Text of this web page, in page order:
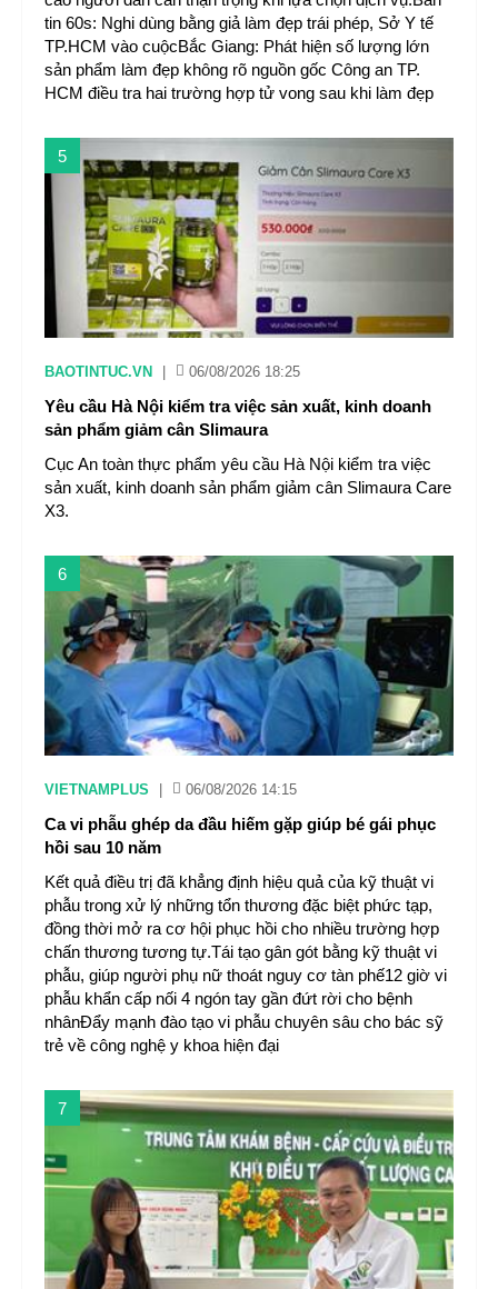
tin 60s: Nghi dùng bằng giả làm đẹp trái phép, Sở Y tế
TP.HCM vào cuộcBắc Giang: Phát hiện số lượng lớn
sản phẩm làm đẹp không rõ nguồn gốc Công an TP.
HCM điều tra hai trường hợp tử vong sau khi làm đẹp
5
BAOTINTUC.VN 06/08/2026 18:25
Yêu cầu Hà Nội kiểm tra việc sản xuất, kinh doanh
sản phẩm giảm cân Slimaura
Cục An toàn thực phẩm yêu cầu Hà Nội kiểm tra việc
sản xuất, kinh doanh sản phẩm giảm cân Slimaura Care
X3.
6
VIETNAMPLUS 06/08/2026 14:15
Ca vi phẫu ghép da đầu hiếm gặp giúp bé gái phục
hồi sau 10 năm
Kết quả điều trị đã khẳng định hiệu quả của kỹ thuật vi
phẫu trong xử lý những tổn thương đặc biệt phức tạp,
đồng thời mở ra cơ hội phục hồi cho nhiều trường hợp
chấn thương tương tự.Tái tạo gân gót bằng kỹ thuật vi
phẫu, giúp người phụ nữ thoát nguy cơ tàn phế12 giờ vi
phẫu khẩn cấp nối 4 ngón tay gần đứt rời cho bệnh
nhânĐẩy mạnh đào tạo vi phẫu chuyên sâu cho bác sỹ
trẻ về công nghệ y khoa hiện đại
7